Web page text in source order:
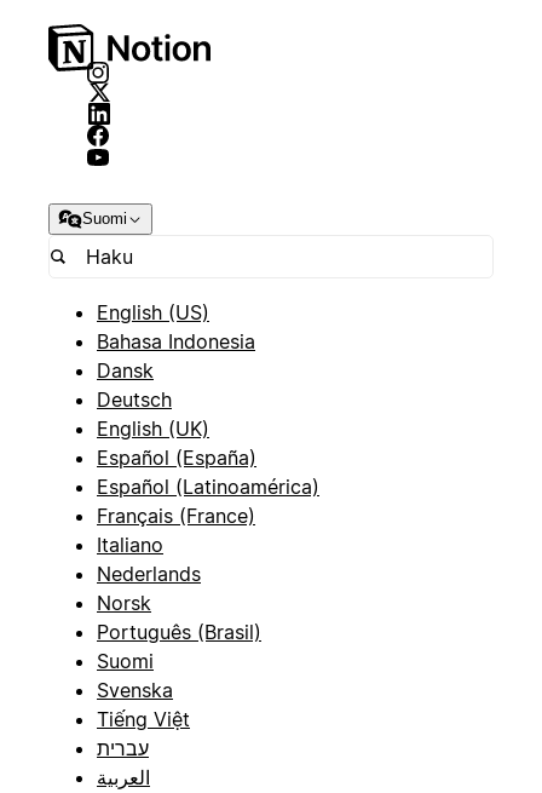
Suomi
English (US)
Bahasa Indonesia
Dansk
Deutsch
English (UK)
Español (España)
Español (Latinoamérica)
Français (France)
Italiano
Nederlands
Norsk
Português (Brasil)
Suomi
Svenska
Tiếng Việt
עברית
العربية